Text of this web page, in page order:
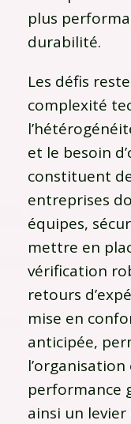
plus
durabilité.
Les défis
complexité
et le besoin
constituent
entreprises
équipes,
mettre en
vérification
retours
mise en
anticipée,
performance
ainsi un